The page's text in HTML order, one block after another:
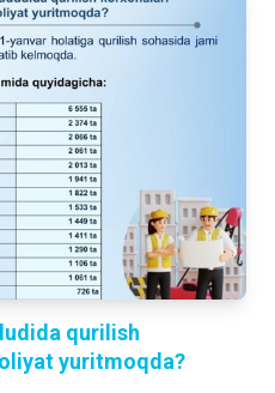
qurilish
yuritmoqda?